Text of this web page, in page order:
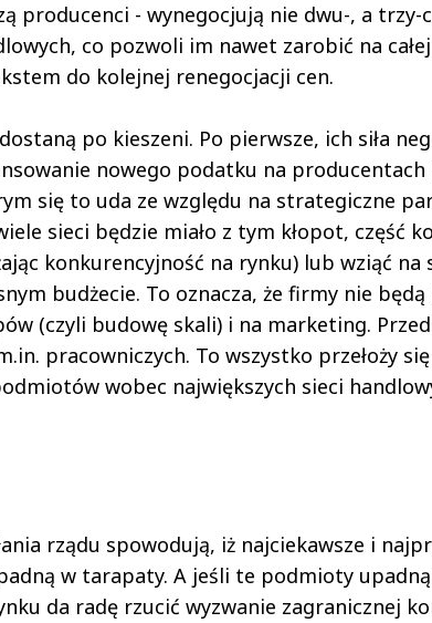
producenci - wynegocjują nie dwu-, a
co pozwoli im nawet zarobić na
do kolejnej renegocjacji cen.
po kieszeni. Po pierwsze, ich siła
nowego podatku na producentach
się to uda ze względu na strategiczne
sieci będzie miało z tym kłopot, część
konkurencyjność na rynku) lub wziąć na
budżecie. To oznacza, że firmy nie będą
(czyli budowę skali) i na marketing.
pracowniczych. To wszystko przełoży
wobec największych sieci
rządu spowodują, iż najciekawsze i
w tarapaty. A jeśli te podmioty
da radę rzucić wyzwanie zagranicznej